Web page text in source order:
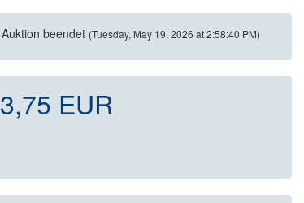
Auktion beendet (Tuesday, May 19, 2026 at 2:58:40 PM)
3,75 EUR